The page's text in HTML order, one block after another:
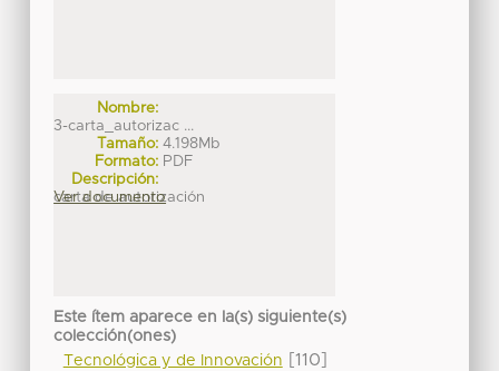
Nombre:
3-carta_autorizac ...
Tamaño: 4.198Mb
Formato: PDF
Descripción:
carta de autorización
Ver documento
Este ítem aparece en la(s) siguiente(s)
colección(ones)
Tecnológica y de Innovación
[110]